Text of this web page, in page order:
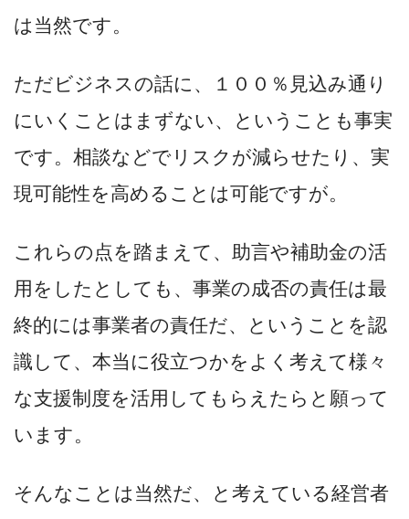
は当然です。
ただビジネスの話に、１００％見込み通り
にいくことはまずない、ということも事実
です。相談などでリスクが減らせたり、実
現可能性を高めることは可能ですが。
これらの点を踏まえて、助言や補助金の活
用をしたとしても、事業の成否の責任は最
終的には事業者の責任だ、ということを認
識して、本当に役立つかをよく考えて様々
な支援制度を活用してもらえたらと願って
います。
そんなことは当然だ、と考えている経営者